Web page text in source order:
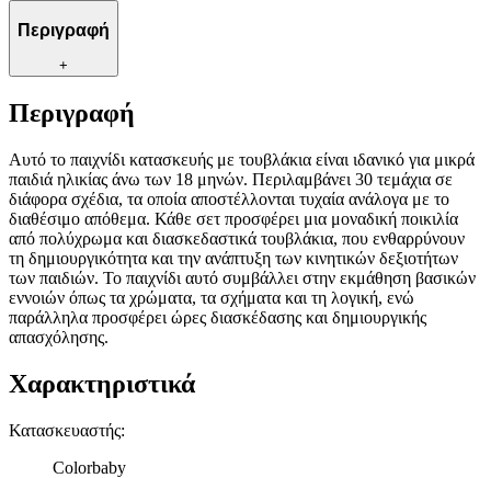
Περιγραφή
+
Περιγραφή
Αυτό το παιχνίδι κατασκευής με τουβλάκια είναι ιδανικό για μικρά
παιδιά ηλικίας άνω των 18 μηνών. Περιλαμβάνει 30 τεμάχια σε
διάφορα σχέδια, τα οποία αποστέλλονται τυχαία ανάλογα με το
διαθέσιμο απόθεμα. Κάθε σετ προσφέρει μια μοναδική ποικιλία
από πολύχρωμα και διασκεδαστικά τουβλάκια, που ενθαρρύνουν
τη δημιουργικότητα και την ανάπτυξη των κινητικών δεξιοτήτων
των παιδιών. Το παιχνίδι αυτό συμβάλλει στην εκμάθηση βασικών
εννοιών όπως τα χρώματα, τα σχήματα και τη λογική, ενώ
παράλληλα προσφέρει ώρες διασκέδασης και δημιουργικής
απασχόλησης.
Χαρακτηριστικά
Κατασκευαστής:
Colorbaby